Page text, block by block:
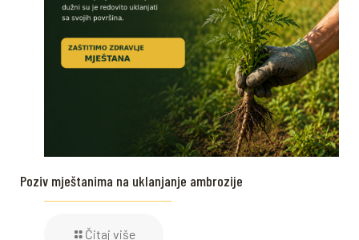
Poziv mještanima na uklanjanje ambrozije
Čitaj više